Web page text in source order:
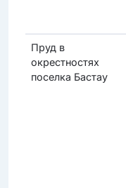
Пруд в
окрестностях
поселка Бастау